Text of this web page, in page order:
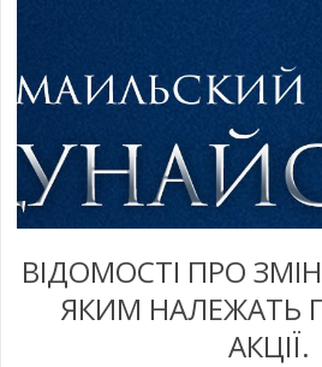
ВІДОМОСТІ ПРО
ЯКИМ НАЛЕЖАТЬ
АКЦІЇ.